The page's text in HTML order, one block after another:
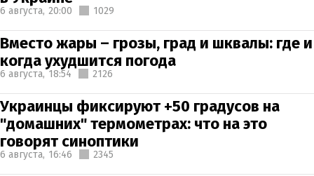
6 августа, 20:00 1029
Вместо жары – грозы, град и шквалы: где и
когда ухудшится погода
6 августа, 18:54 2126
Украинцы фиксируют +50 градусов на
"домашних" термометрах: что на это
говорят синоптики
6 августа, 16:46 2345